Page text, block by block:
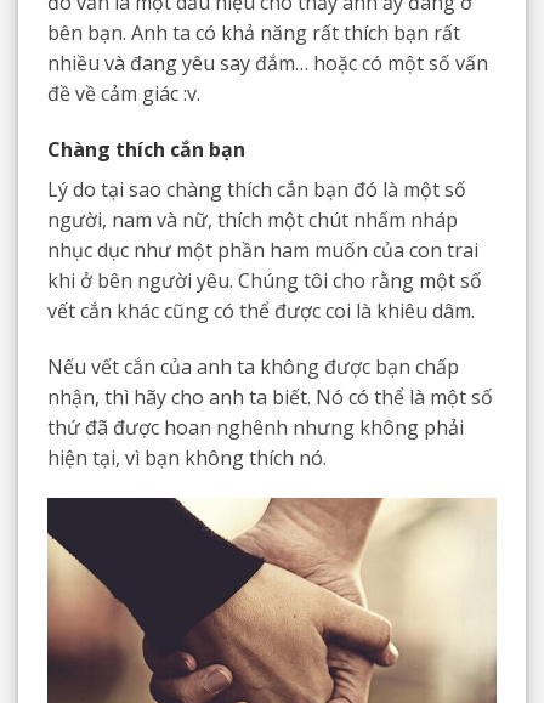
bên bạn. Anh ta có khả năng rất thích bạn rất
nhiều và đang yêu say đắm… hoặc có một số vấn
đề về cảm giác :v.
Chàng thích cắn bạn
Lý do tại sao chàng thích cắn bạn đó là một số
người, nam và nữ, thích một chút nhấm nháp
nhục dục như một phần ham muốn của con trai
khi ở bên người yêu. Chúng tôi cho rằng một số
vết cắn khác cũng có thể được coi là khiêu dâm.
Nếu vết cắn của anh ta không được bạn chấp
nhận, thì hãy cho anh ta biết. Nó có thể là một số
thứ đã được hoan nghênh nhưng không phải
hiện tại, vì bạn không thích nó.